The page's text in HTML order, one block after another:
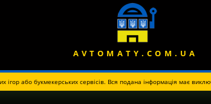
AVTOMATY.COM.UA
ігор або букмекерських сервісів. Вся подана інформація має